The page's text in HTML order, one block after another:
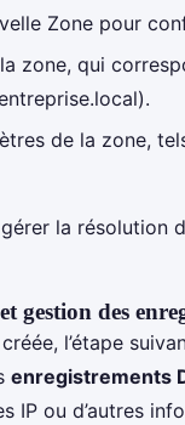
Zone pour
zone, qui
de la zone,
la résolution
gestion des
l’étape
enregistrements
IP ou d’autres